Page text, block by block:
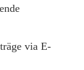
via E-